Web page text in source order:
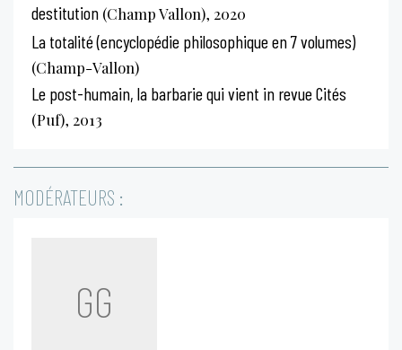
destitution (Champ Vallon), 2020
La totalité (encyclopédie philosophique en 7 volumes)
(Champ-Vallon)
Le post-humain, la barbarie qui vient in revue Cités
(Puf), 2013
MODÉRATEURS :
GG